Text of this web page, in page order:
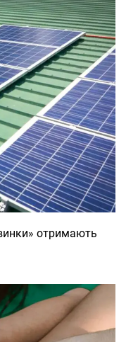
отримають